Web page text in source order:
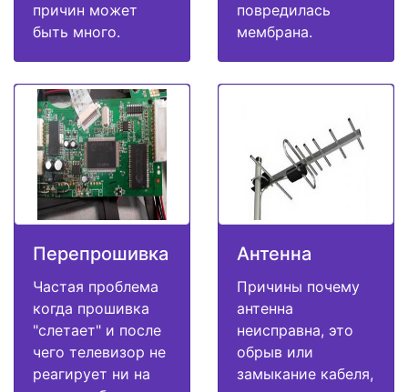
причин может
быть много.
повредилась
мембрана.
Перепрошивка
Частая проблема
когда прошивка
"слетает" и после
чего телевизор не
реагирует ни на
Антенна
Причины почему
антенна
неисправна, это
обрыв или
замыкание кабеля,